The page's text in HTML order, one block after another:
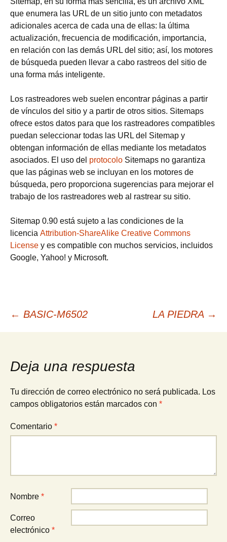
que enumera las URL de un sitio junto con metadatos
adicionales acerca de cada una de ellas: la última
actualización, frecuencia de modificación, importancia,
en relación con las demás URL del sitio; así, los motores
de búsqueda pueden llevar a cabo rastreos del sitio de
una forma más inteligente.
Los rastreadores web suelen encontrar páginas a partir
de vínculos del sitio y a partir de otros sitios. Sitemaps
ofrece estos datos para que los rastreadores compatibles
puedan seleccionar todas las URL del Sitemap y
obtengan información de ellas mediante los metadatos
asociados. El uso del protocolo Sitemaps no garantiza
que las páginas web se incluyan en los motores de
búsqueda, pero proporciona sugerencias para mejorar el
trabajo de los rastreadores web al rastrear su sitio.
Sitemap 0.90 está sujeto a las condiciones de la
licencia Attribution-ShareAlike Creative Commons
License y es compatible con muchos servicios, incluidos
Google, Yahoo! y Microsoft.
Navegación
de
entradas
← BASIC-M6502 LA PIEDRA →
Deja una respuesta
Tu dirección de correo electrónico no será publicada. Los
campos obligatorios están marcados con *
Comentario *
Nombre *
Correo
electrónico *